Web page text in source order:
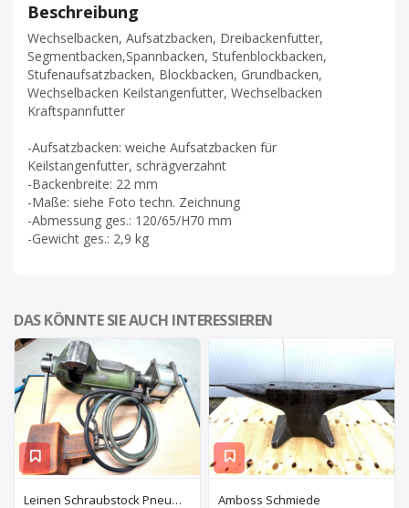
Beschreibung
Wechselbacken, Aufsatzbacken, Dreibackenfutter,
Segmentbacken,Spannbacken, Stufenblockbacken,
Stufenaufsatzbacken, Blockbacken, Grundbacken,
Wechselbacken Keilstangenfutter, Wechselbacken
Kraftspannfutter
-Aufsatzbacken: weiche Aufsatzbacken für
Keilstangenfutter, schrägverzahnt
-Backenbreite: 22 mm
-Maße: siehe Foto techn. Zeichnung
-Abmessung ges.: 120/65/H70 mm
-Gewicht ges.: 2,9 kg
DAS KÖNNTE SIE AUCH INTERESSIEREN
Leinen Schraubstock Pneumatisch Amboss Schmiede